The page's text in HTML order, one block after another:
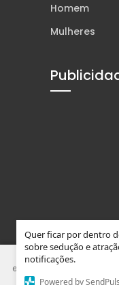
Quer ficar por dentro
sobre sedução e
notificações.
Powered by
Homem
Mulheres
Este site usa Cookies
experiência. Ao usar
com